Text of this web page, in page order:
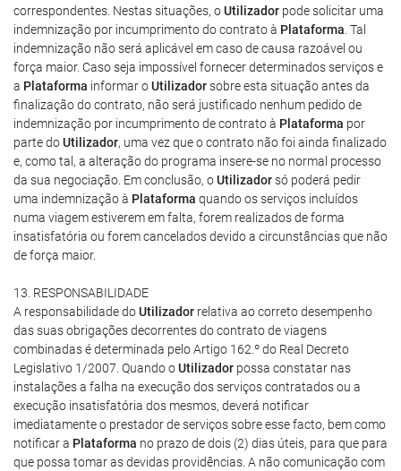
correspondentes. Nestas situações, oUtilizador pode solicitar uma
indemnização por incumprimento do contrato à Plataforma . Tal
indemnização não será aplicável em caso de causa razoável ou
força maior. Caso seja impossível fornecer determinados serviços e
a Plataforma informar oUtilizadorsobre esta situação antes da
finalização do contrato, não será justificado nenhum pedido de
indemnização por incumprimento de contrato à Plataforma por
parte doUtilizador, uma vez que o contrato não foi ainda finalizado
e, como tal, a alteração do programa insere-se no normal processo
da sua negociação. Em conclusão, oUtilizadorsó poderá pedir
uma indemnização à Plataforma quando os serviços incluídos
numa viagem estiverem em falta, forem realizados de forma
insatisfatória ou forem cancelados devido a circunstâncias que não
de força maior.
13. RESPONSABILIDADE
A responsabilidade doUtilizador relativa ao correto desempenho
das suas obrigações decorrentes do contrato de viagens
combinadas é determinada pelo Artigo 162.º do Real Decreto
Legislativo 1/2007. Quando oUtilizador possa constatar nas
instalações a falha na execução dos serviços contratados ou a
execução insatisfatória dos mesmos, deverá notificar
imediatamente o prestador de serviços sobre esse facto, bem como
notificar a Plataforma no prazo de dois (2) dias úteis, para que para
que possa tomar as devidas providências. A não comunicação com